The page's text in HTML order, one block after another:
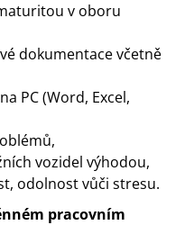
v oboru
dokumentace včetně
PC (Word, Excel,
vozidel výhodou,
odolnost vůči stresu.
pracovním